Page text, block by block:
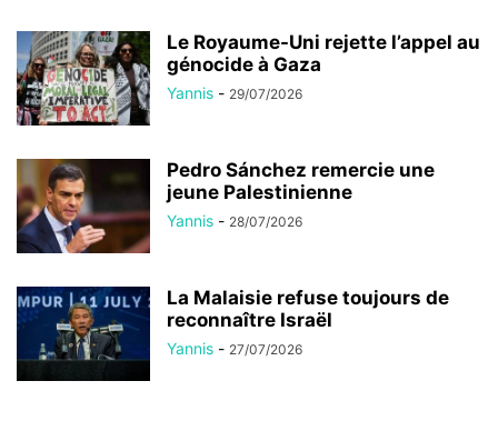
Le Royaume-Uni rejette l’appel au
génocide à Gaza
Yannis - 29/07/2026
Pedro Sánchez remercie une
jeune Palestinienne
Yannis - 28/07/2026
La Malaisie refuse toujours de
reconnaître Israël
Yannis - 27/07/2026